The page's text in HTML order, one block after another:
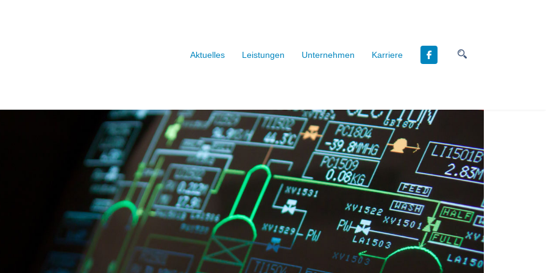
Aktuelles Leistungen Unternehmen Karriere
Suchen